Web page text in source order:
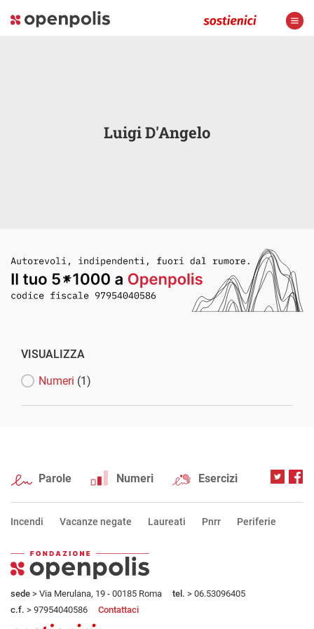
Luigi D'Angelo
VISUALIZZA
Numeri (1)
Parole Numeri Esercizi
Incendi Vacanze negate Laureati Pnrr Periferie
sede > Via Merulana, 19 - 00185 Roma tel. > 06.53096405
c.f. > 97954040586 Contattaci